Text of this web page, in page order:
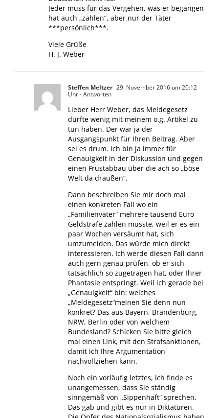
Jeder muss für das Vergehen, was er begangen
hat auch „zahlen“, aber nur der Täter
***persönlich***.
Viele Grüße
H. J. Weber
Steffen Meltzer 29. November 2016 um 20:12
Uhr- Antworten
Lieber Herr Weber, das Meldegesetz
dürfte wenig mit meinem o.g. Artikel zu
tun haben. Der war ja der
Ausgangspunkt für Ihren Beitrag. Aber
sei es drum. Ich bin ja immer für
Genauigkeit in der Diskussion und gegen
einen Frustabbau über die ach so „böse
Welt da draußen“.
Dann beschreiben Sie mir doch mal
einen konkreten Fall wo ein
„Familienvater“ mehrere tausend Euro
Geldstrafe zahlen musste, weil er es ein
paar Wochen versäumt hat, sich
umzumelden. Das würde mich direkt
interessieren. Ich werde diesen Fall dann
auch gern genau prüfen, ob er sich
tatsächlich so zugetragen hat, oder Ihrer
Phantasie entspringt. Weil ich gerade bei
„Genauigkeit“ bin: welches
„Meldegesetz“meinen Sie denn nun
konkret? Das aus Bayern, Brandenburg,
NRW, Berlin oder von welchem
Bundesland? Schicken Sie bitte gleich
mal einen Link, mit den Strafsanktionen,
damit ich Ihre Argumentation
nachvollziehen kann.
Noch ein vorläufig letztes, ich finde es
unangemessen, dass Sie ständig
sinngemäß von „Sippenhaft“ sprechen.
Das gab und gibt es nur in Diktaturen.